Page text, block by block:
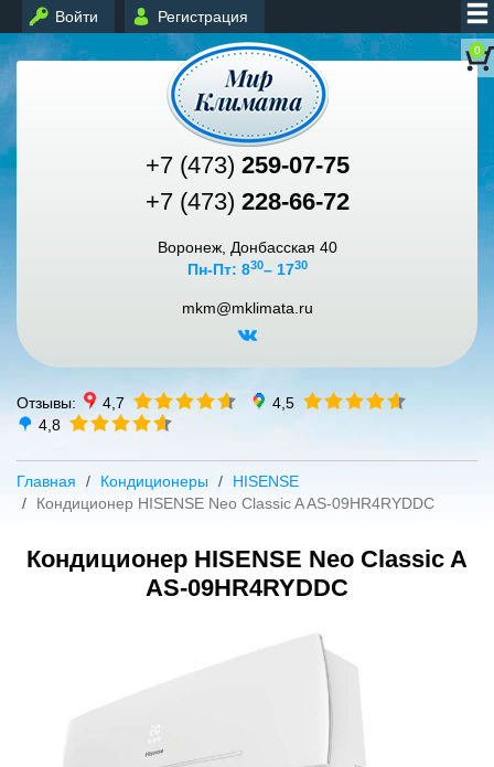
Войти Регистрация
0
+7 (473) 259-07-75
+7 (473) 228-66-72
Воронеж, Донбасская 40
Пн-Пт: 830– 1730
mkm@mklimata.ru
Отзывы: 4,7
4,5
4,8
Главная Кондиционеры
HISENSE
Кондиционер HISENSE Neo Classic A AS-09HR4RYDDC
Кондиционер HISENSE Neo Classic A
AS-09HR4RYDDC